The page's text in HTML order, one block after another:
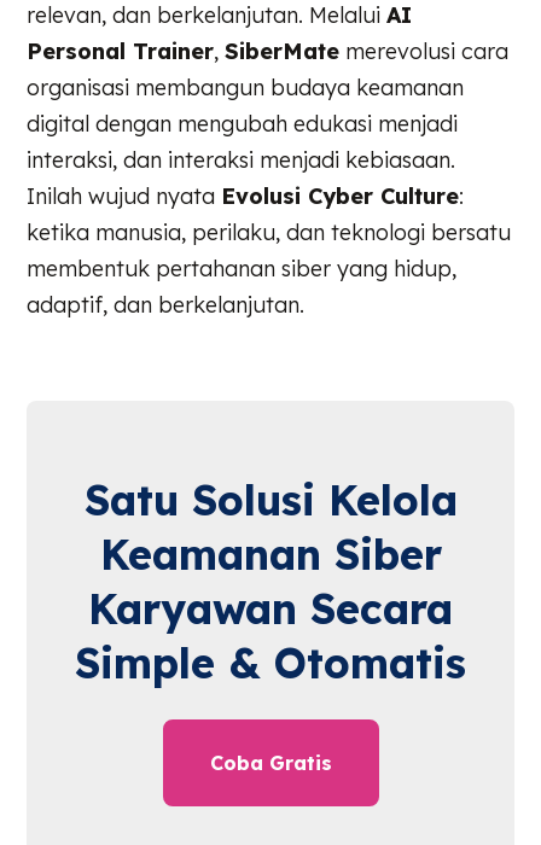
relevan, dan berkelanjutan. MelaluiAI
Personal Trainer,SiberMate merevolusi cara
organisasi membangun budaya keamanan
digital dengan mengubah edukasi menjadi
interaksi, dan interaksi menjadi kebiasaan.
Inilah wujud nyata Evolusi Cyber Culture:
ketika manusia, perilaku, dan teknologi bersatu
membentuk pertahanan siber yang hidup,
adaptif, dan berkelanjutan.
Satu Solusi Kelola
Keamanan Siber
Karyawan Secara
Simple & Otomatis
Coba Gratis